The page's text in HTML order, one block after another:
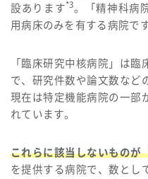
設あります*3。「精神科病
用病床のみを有する病院です
「臨床研究中核病院」は
で、研究件数や論文数など
現在は特定機能病院の一部
れています。
これらに該当しないものが
を提供する病院で、数とし